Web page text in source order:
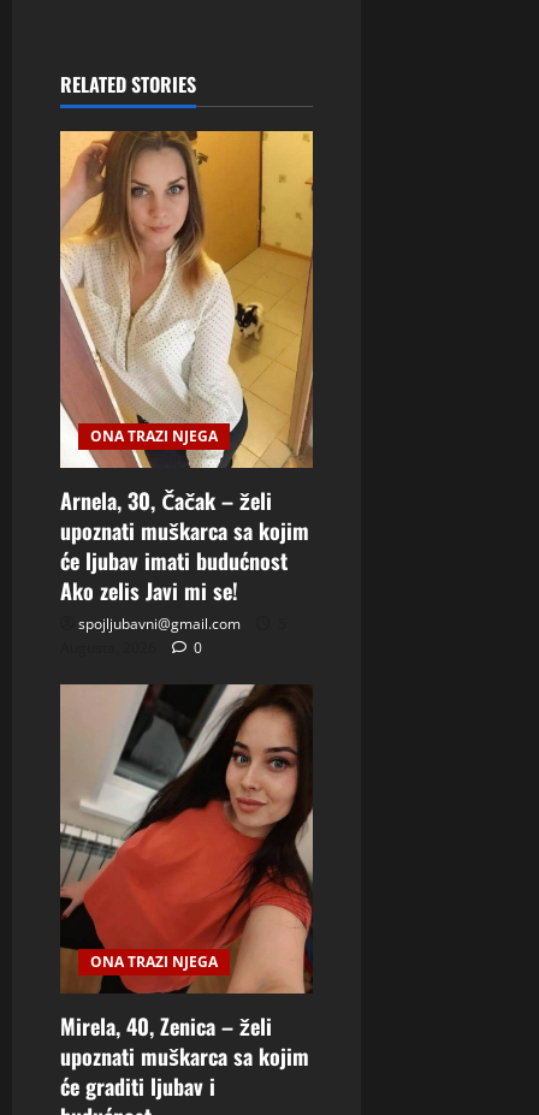
RELATED STORIES
ONA TRAZI NJEGA
Arnela, 30, Čačak – želi
upoznati muškarca sa kojim
će ljubav imati budućnost
Ako zelis Javi mi se!
spojljubavni@gmail.com
0
ONA TRAZI NJEGA
Mirela, 40, Zenica – želi
upoznati muškarca sa kojim
će graditi ljubav i